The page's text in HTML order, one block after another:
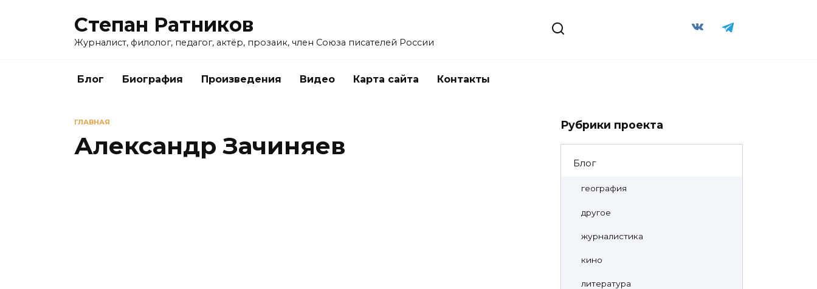
Степан Ратников
Журналист, филолог, педагог, актёр, прозаик, член Союза писателей России
Блог Биография Произведения Видео Карта сайта Контакты
ГЛАВНАЯ
Александр Зачиняев
Рубрики проекта
Блог
география
другое
журналистика
кино
литература